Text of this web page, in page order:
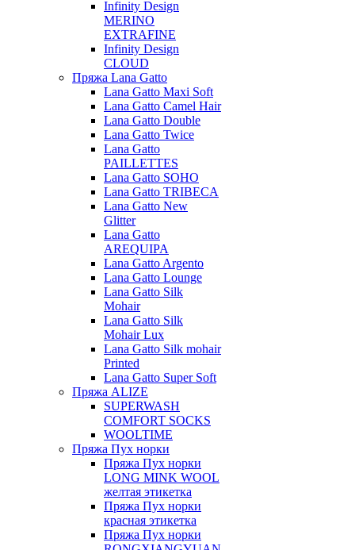
Infinity Design
MERINO
EXTRAFINE
Infinity Design
CLOUD
Пряжа Lana Gatto
Lana Gatto Maxi Soft
Lana Gatto Camel Hair
Lana Gatto Double
Lana Gatto Twice
Lana Gatto
PAILLETTES
Lana Gatto SOHO
Lana Gatto TRIBECA
Lana Gatto New
Glitter
Lana Gatto
AREQUIPA
Lana Gatto Argento
Lana Gatto Lounge
Lana Gatto Silk
Mohair
Lana Gatto Silk
Mohair Lux
Lana Gatto Silk mohair
Printed
Lana Gatto Super Soft
Пряжа ALIZE
SUPERWASH
COMFORT SOCKS
WOOLTIME
Пряжа Пух норки
Пряжа Пух норки
LONG MINK WOOL
желтая этикетка
Пряжа Пух норки
красная этикетка
Пряжа Пух норки